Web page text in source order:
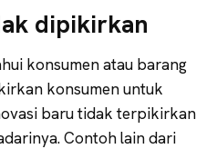
dipikirkan
konsumen atau barang
konsumen untuk
baru tidak terpikirkan
Contoh lain dari